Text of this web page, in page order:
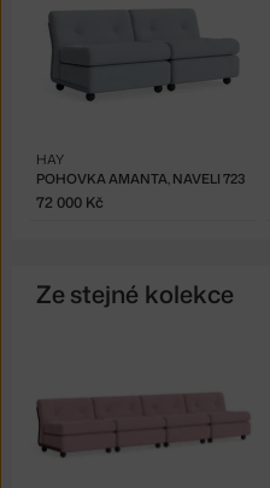
POHOVKA AMANTA, NAVELI 723
HAY
72 000 Kč
Ze stejné kolekce